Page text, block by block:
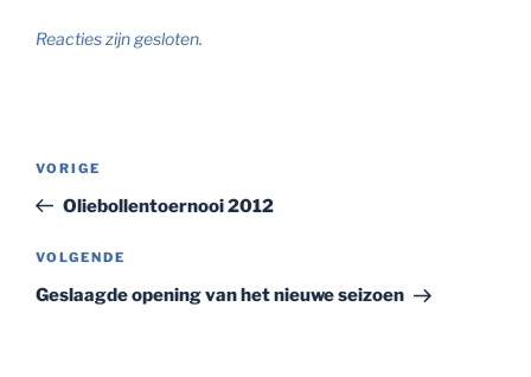
Reacties zijn gesloten.
Vorig
bericht
VORIGE
Oliebollentoernooi 2012
Volgend
bericht
VOLGENDE
Geslaagde opening van het nieuwe seizoen